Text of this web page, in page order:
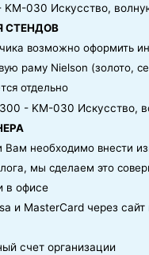
СТЕНДОВ
возможно оформить
раму Nielson (золото,
отдельно
Вам необходимо внести
мы сделаем это
в офисе
и MasterCard через сайт
счет организации